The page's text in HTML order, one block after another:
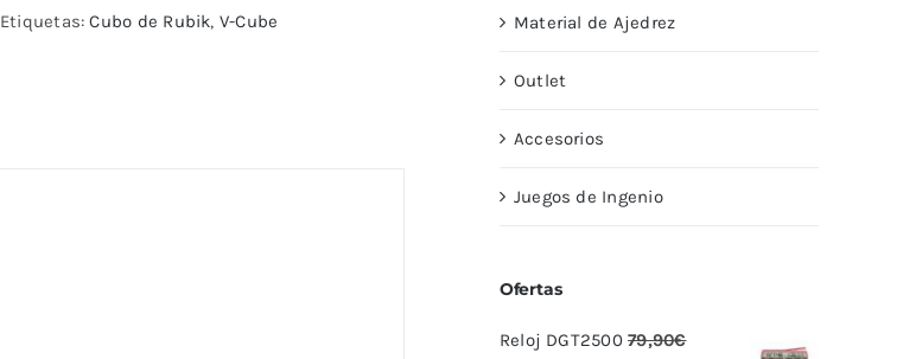
Etiquetas:Cubo de Rubik, V-Cube Material de Ajedrez
Outlet
Accesorios
Juegos de Ingenio
Ofertas
Reloj DGT2500 79,90€